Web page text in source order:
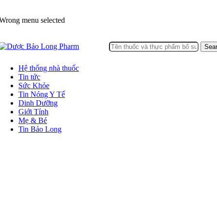
menu selected
Hệ thống nhà thuốc
Tin tức
Sức Khỏe
Tin Nóng Y Tế
Dinh Dưỡng
Giới Tính
Mẹ & Bé
Tin Bảo Long